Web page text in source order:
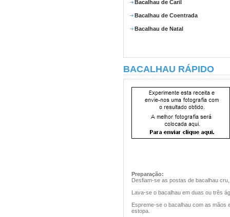
Bacalhau de Caril
Bacalhau de Coentrada
Bacalhau de Natal
BACALHAU RÁPIDO
Preparação:
Desfiam-se as postas de bacalhau
Lava-se o bacalhau em duas ou três
Espreme-se o bacalhau com as mãos
estopa.